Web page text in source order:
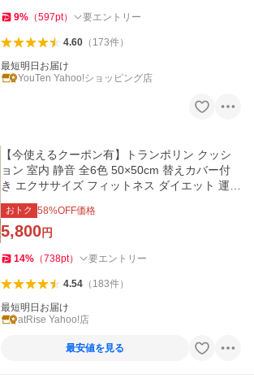
9% （597pt） 要エントリー
4.60（ 173件）
最短明日お届け
YouTen Yahoo!ショッピング店
【今使えるクーポン有】トランポリン クッシ
ョン 室内 静音 全6色 50×50cm 替えカバー付
き エクササイズ フィットネス ダイエット 運動
ジャンプ
おトク 58%OFF価格
5,800円
14% （738pt） 要エントリー
4.54（ 183件）
最短明日お届け
atRise Yahoo!店
最安値を見る